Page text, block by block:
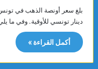
دينار تونسي للأوقية. وفي ما
أكمل القراءة »